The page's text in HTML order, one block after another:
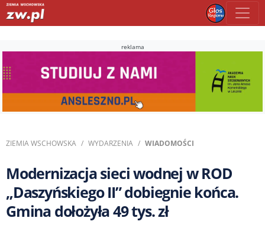
reklama
ZIEMIA WSCHOWSKA WYDARZENIA WIADOMOŚCI
Modernizacja sieci wodnej w ROD
„Daszyńskiego II” dobiegnie końca.
Gmina dołożyła 49 tys. zł